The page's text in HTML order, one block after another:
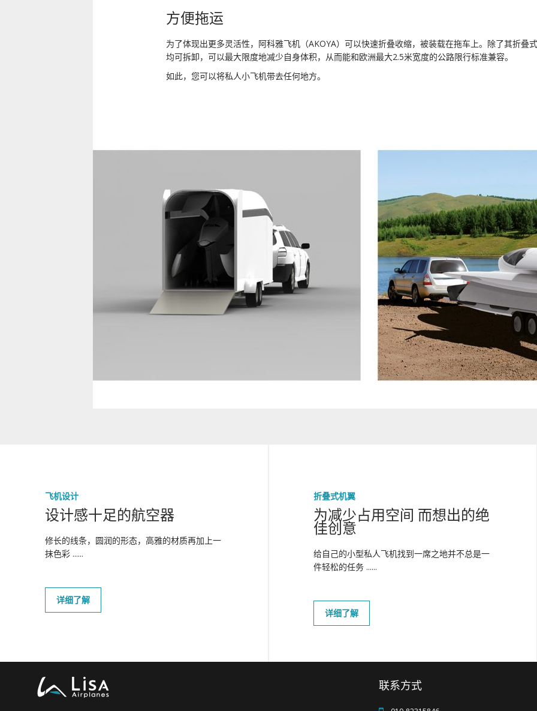
空中飞行
阿科雅(AKOYA)飞机性能配置
方便拖运
为了体现出更多灵活性，阿科雅飞机（AKOYA）可以快速折叠收缩，被装载在拖车上。除了其折叠
均可拆卸，可以最大限度地减少自身体积，从而能和欧洲最大2.5米宽度的公路限行标准兼容。
如此，您可以将私人小飞机带去任何地方。
飞机设计
设计感十足的航空器
修长的线条，圆润的形态，高雅的材质再加上一
抹色彩 ......
详细了解
折叠式机翼
为减少占用空间 而想出的绝
佳创意
给自己的小型私人飞机找到一席之地并不总是一
件轻松的任务 ......
详细了解
联系方式